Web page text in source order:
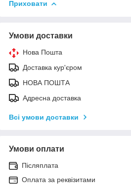
Приховати
Умови доставки
Нова Пошта
Доставка кур'єром
НОВА ПОШТА
Адресна доставка
Всі умови доставки
Умови оплати
Післяплата
Оплата за реквізитами